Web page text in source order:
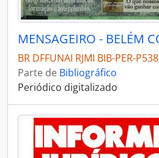
BR DFFUNAI RJMI BIB-PER-P538
Parte de Bibliográfico
Periódico digitalizado